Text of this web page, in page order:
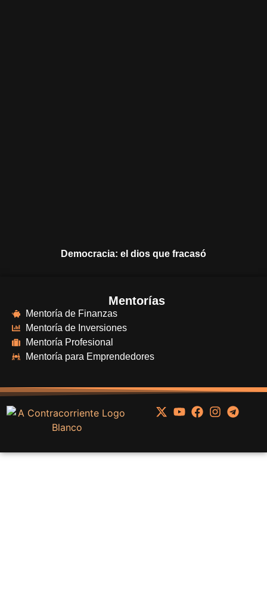
Democracia: el dios que fracasó
Mentorías
Mentoría de Finanzas
Mentoría de Inversiones
Mentoría Profesional
Mentoría para Emprendedores